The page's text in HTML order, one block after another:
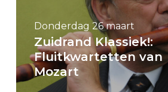
Donderdag 26 maart
Zuidrand Klassiek!:
Fluitkwartetten van
Mozart